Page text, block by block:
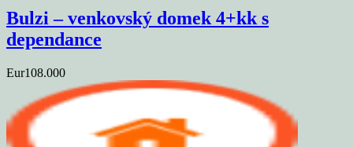
Bulzi – venkovský domek 4+kk s
dependance
Eur108.000